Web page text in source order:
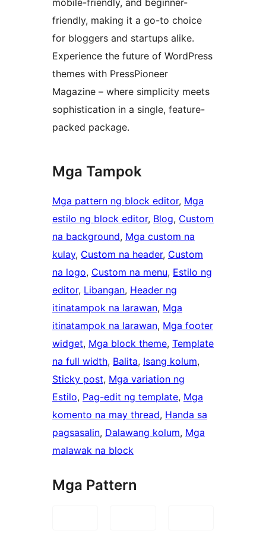
mobile-friendly, and beginner-
friendly, making it a go-to choice
for bloggers and startups alike.
Experience the future of WordPress
themes with PressPioneer
Magazine – where simplicity meets
sophistication in a single, feature-
packed package.
Mga Tampok
Mga pattern ng block editor, Mga
estilo ng block editor, Blog, Custom
na background, Mga custom na
kulay, Custom na header, Custom
na logo, Custom na menu, Estilo ng
editor, Libangan, Header ng
itinatampok na larawan, Mga
itinatampok na larawan, Mga footer
widget, Mga block theme, Template
na full width, Balita, Isang kolum
Sticky post, Mga variation ng
Estilo, Pag-edit ng template, Mga
komento na may thread, Handa sa
pagsasalin, Dalawang kolum, Mga
malawak na block
Mga Pattern